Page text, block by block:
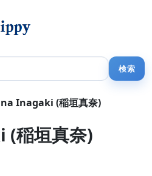
Inagaki (稲垣真奈)
稲垣真奈)